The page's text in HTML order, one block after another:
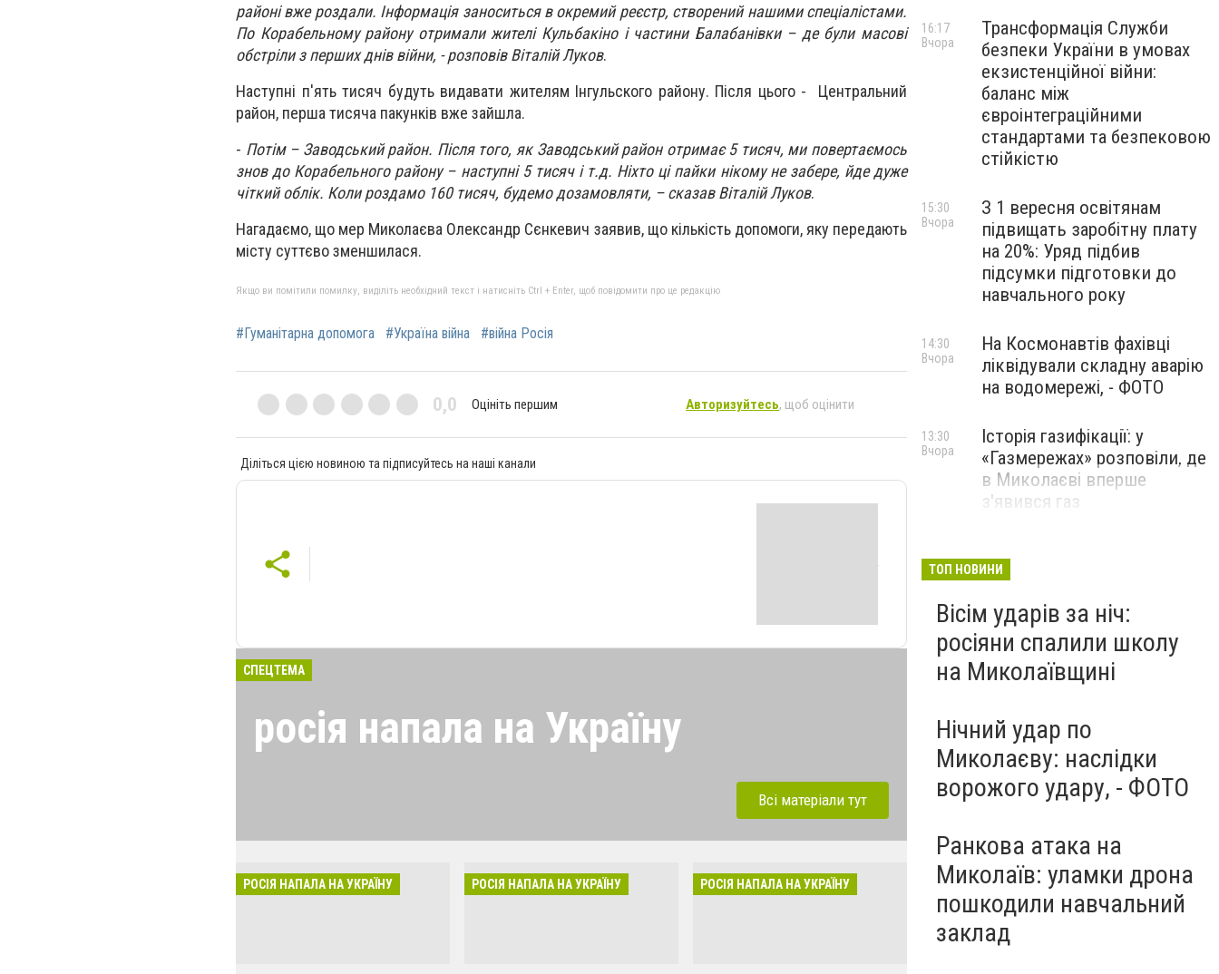
районі вже роздали. Інформація заноситься в окремий реєстр, створений нашими спеціалістами.
По Корабельному району отримали жителі Кульбакіно і частини Балабанівки – де були масові
обстріли з перших днів війни, - розповів Віталій Луков.
Наступні п'ять тисяч будуть видавати жителям Інгульского району. Після цього - Центральний
район, перша тисяча пакунків вже зайшла.
- Потім – Заводський район. Після того, як Заводський район отримає 5 тисяч, ми повертаємось
знов до Корабельного району – наступні 5 тисяч і т.д. Ніхто ці пайки нікому не забере, йде дуже
чіткий облік. Коли роздамо 160 тисяч, будемо дозамовляти, – сказав Віталій Луков.
Нагадаємо, що мер Миколаєва Олександр Сєнкевич заявив, що кількість допомоги, яку передають
місту суттєво зменшилася.
Якщо ви помітили помилку, виділіть необхідний текст і натисніть Ctrl + Enter, щоб повідомити про це редакцію
#Гуманітарна допомога #Україна війна #війна Росія
0,0 Оцініть першим Авторизуйтесь, щоб оцінити
Діліться цією новиною та підписуйтесь на наші канали
СПЕЦТЕМА
росія напала на Україну
розкрадати будинки в селах. Ми боремось
за нашу свободу!!
Всі матеріали тут
РОСІЯ НАПАЛА НА УКРАЇНУ РОСІЯ НАПАЛА НА УКРАЇНУ РОСІЯ НАПАЛА НА УКРАЇНУ
Трансформація Служби
безпеки України в умовах
екзистенційної війни:
баланс між
євроінтеграційними
стандартами та безпековою
стійкістю
16:17
Вчора
З 1 вересня освітянам
підвищать заробітну плату
на 20%: Уряд підбив
підсумки підготовки до
навчального року
15:30
Вчора
На Космонавтів фахівці
ліквідували складну аварію
на водомережі, - ФОТО
14:30
Вчора
Історія газифікації: у
«Газмережах» розповіли, де
в Миколаєві вперше
з'явився газ
13:30
Вчора
Миколаєві 2026: шукаємо
перезавантаження
ПАРТНЕРСЬКИЙ СПЕЦПРОЄКТ
Вчора
ТОП НОВИНИ
Вісім ударів за ніч:
росіяни спалили школу
на Миколаївщині
Нічний удар по
Миколаєву: наслідки
ворожого удару, - ФОТО
Ранкова атака на
Миколаїв: уламки дрона
пошкодили навчальний
заклад